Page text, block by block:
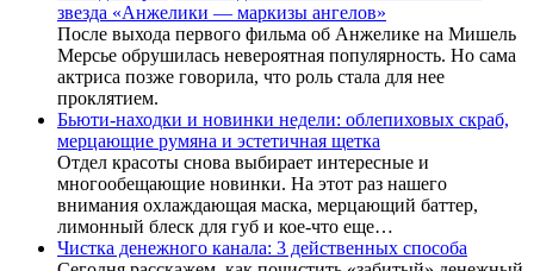
звезда «Анжелики — маркизы ангелов»
После выхода первого фильма об Анжелике на Мишель
Мерсье обрушилась невероятная популярность. Но сама
актриса позже говорила, что роль стала для нее
проклятием.
Бьюти-находки и новинки недели: облепиховых скраб,
мерцающие румяна и эстетичная щетка
Отдел красоты снова выбирает интересные и
многообещающие новинки. На этот раз нашего
внимания охлаждающая маска, мерцающий баттер,
лимонный блеск для губ и кое-что еще…
Чистка денежного канала: 3 действенных способа